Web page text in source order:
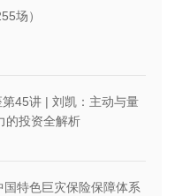
场）
45讲 | 刘凯：主动与量
投资全解析
特色巨灾保险保障体系